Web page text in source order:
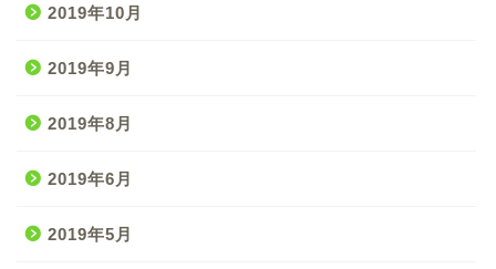
2019年10月
2019年9月
2019年8月
2019年6月
2019年5月